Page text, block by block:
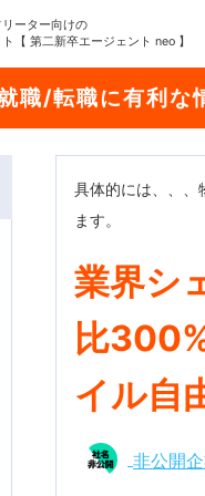
ーター向けの
【 第二新卒エージェント neo 】
職/転職に有利な
具体的には、、、
ます。
業界シ
比
イル自
非公開